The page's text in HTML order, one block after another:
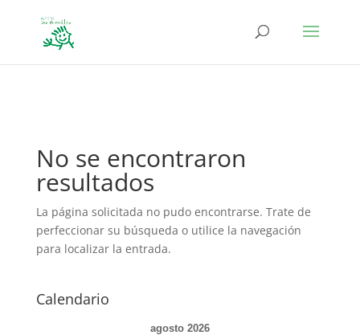
No se encontraron
resultados
La página solicitada no pudo encontrarse. Trate de
perfeccionar su búsqueda o utilice la navegación
para localizar la entrada.
Calendario
agosto 2026